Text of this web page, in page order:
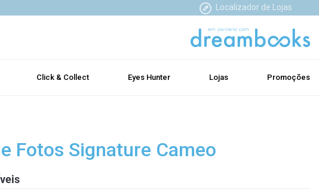
Localizador de Lojas
Click & Collect Eyes Hunter Lojas Promoções
Fotos Signature Cameo